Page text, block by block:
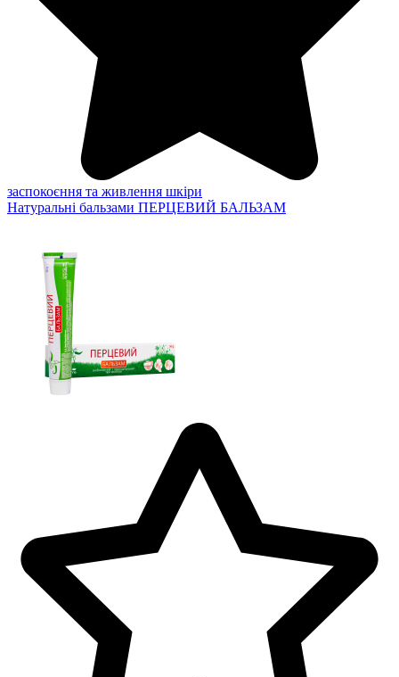
заспокоєння та живлення шкіри
Натуральні бальзами ПЕРЦЕВИЙ БАЛЬЗАМ